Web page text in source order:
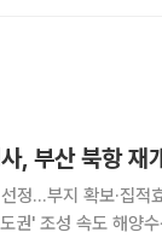
, 부산 북항
정…부지 확보·집적
부산광역시 동구 북항 1단계 재개발 부지에 들